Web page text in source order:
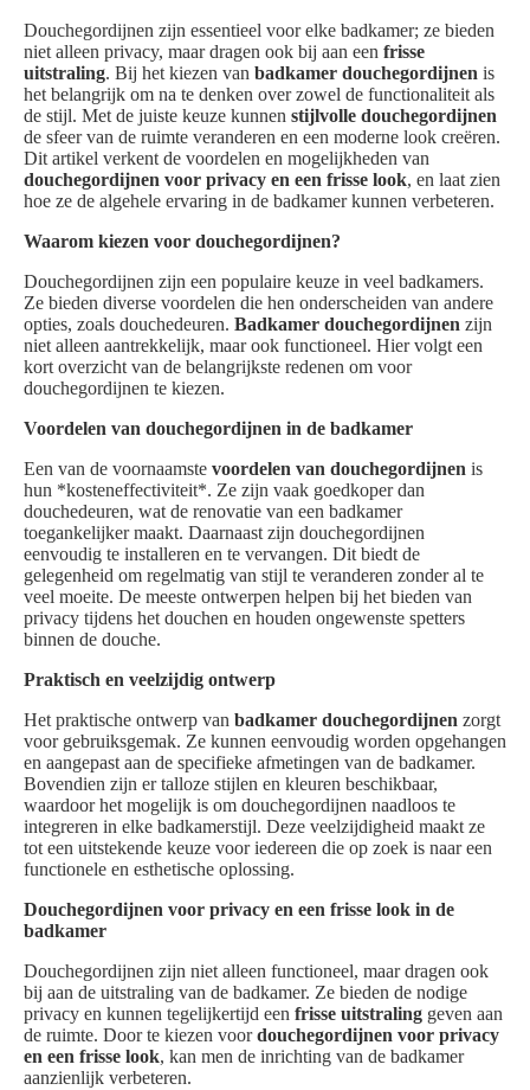
Douchegordijnen zijn essentieel voor elke badkamer; ze bieden
niet alleen privacy, maar dragen ook bij aan een frisse
uitstraling. Bij het kiezen van badkamer douchegordijnen is
het belangrijk om na te denken over zowel de functionaliteit als
de stijl. Met de juiste keuze kunnen stijlvolle douchegordijnen
de sfeer van de ruimte veranderen en een moderne look creëren.
Dit artikel verkent de voordelen en mogelijkheden van
douchegordijnen voor privacy en een frisse look, en laat zien
hoe ze de algehele ervaring in de badkamer kunnen verbeteren.
Waarom kiezen voor douchegordijnen?
Douchegordijnen zijn een populaire keuze in veel badkamers.
Ze bieden diverse voordelen die hen onderscheiden van andere
opties, zoals douchedeuren. Badkamer douchegordijnen zijn
niet alleen aantrekkelijk, maar ook functioneel. Hier volgt een
kort overzicht van de belangrijkste redenen om voor
douchegordijnen te kiezen.
Voordelen van douchegordijnen in de badkamer
Een van de voornaamste voordelen van douchegordijnen is
hun *kosteneffectiviteit*. Ze zijn vaak goedkoper dan
douchedeuren, wat de renovatie van een badkamer
toegankelijker maakt. Daarnaast zijn douchegordijnen
eenvoudig te installeren en te vervangen. Dit biedt de
gelegenheid om regelmatig van stijl te veranderen zonder al te
veel moeite. De meeste ontwerpen helpen bij het bieden van
privacy tijdens het douchen en houden ongewenste spetters
binnen de douche.
Praktisch en veelzijdig ontwerp
Het praktische ontwerp van badkamer douchegordijnen zorgt
voor gebruiksgemak. Ze kunnen eenvoudig worden opgehangen
en aangepast aan de specifieke afmetingen van de badkamer.
Bovendien zijn er talloze stijlen en kleuren beschikbaar,
waardoor het mogelijk is om douchegordijnen naadloos te
integreren in elke badkamerstijl. Deze veelzijdigheid maakt ze
tot een uitstekende keuze voor iedereen die op zoek is naar een
functionele en esthetische oplossing.
Douchegordijnen voor privacy en een frisse look in de
badkamer
Douchegordijnen zijn niet alleen functioneel, maar dragen ook
bij aan de uitstraling van de badkamer. Ze bieden de nodige
privacy en kunnen tegelijkertijd een frisse uitstraling geven aan
de ruimte. Door te kiezen voordouchegordijnen voor privacy
en een frisse look, kan men de inrichting van de badkamer
aanzienlijk verbeteren.